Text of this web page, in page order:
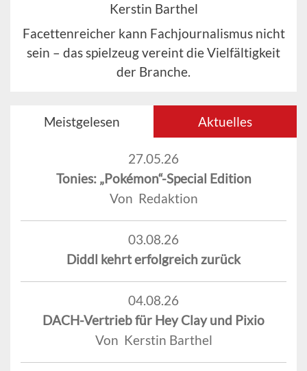
Kerstin Barthel
Facettenreicher kann Fachjournalismus nicht
sein – das spielzeug vereint die Vielfältigkeit
der Branche.
Meistgelesen Aktuelles
27.05.26
Tonies: „Pokémon“-Special Edition
Von Redaktion
03.08.26
Diddl kehrt erfolgreich zurück
04.08.26
DACH-Vertrieb für Hey Clay und Pixio
Von Kerstin Barthel